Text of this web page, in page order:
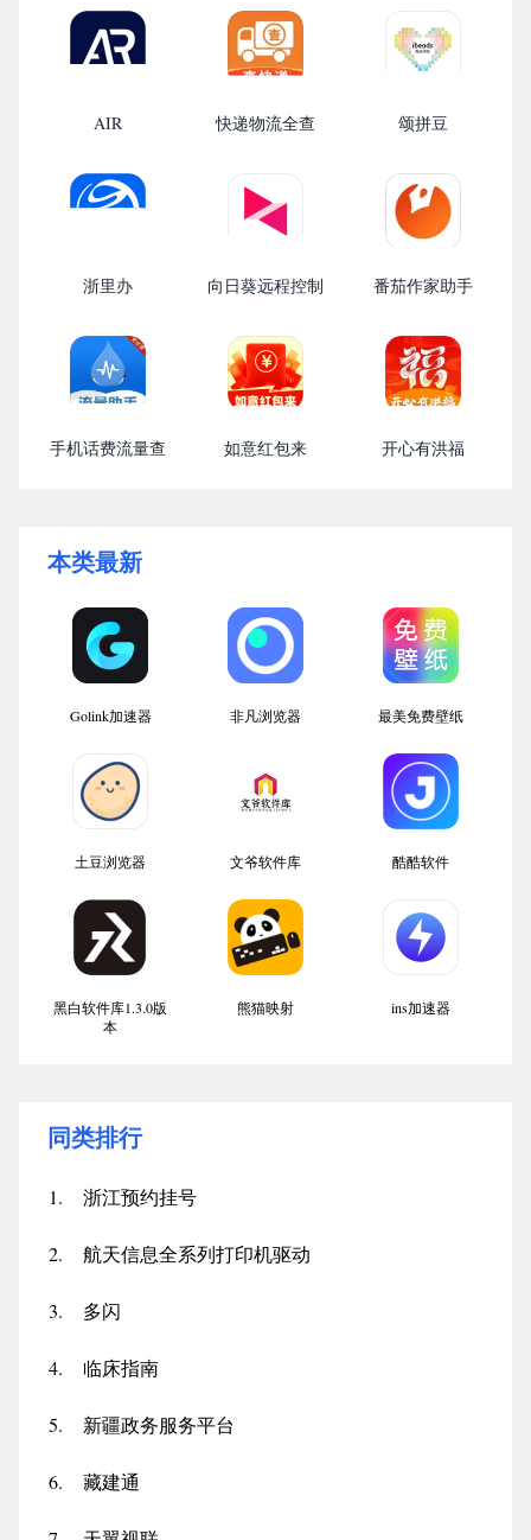
AIR 快递物流全查 颂拼豆
浙里办 向日葵远程控制 番茄作家助手
手机话费流量查 如意红包来 开心有洪福
本类最新
Golink加速器 非凡浏览器 最美免费壁纸
土豆浏览器 文爷软件库 酷酷软件
黑白软件库1.3.0版
本
熊猫映射 ins加速器
同类排行
1. 浙江预约挂号
2. 航天信息全系列打印机驱动
3. 多闪
4. 临床指南
5. 新疆政务服务平台
6. 藏建通